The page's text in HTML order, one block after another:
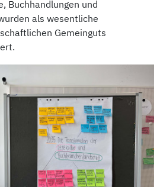
Buchhandlungen und
als wesentliche
Gemeinguts